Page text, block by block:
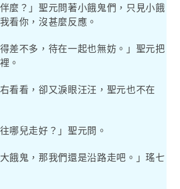
伴麼？」聖元問著小餓鬼們，只見小餓
看你，沒甚麼反應。
得差不多，待在一起也無妨。」聖元把
。
看看，卻又淚眼汪汪，聖元也不在
哪兒走好？」聖元問。
餓鬼，那我們還是沿路走吧。」瑤七